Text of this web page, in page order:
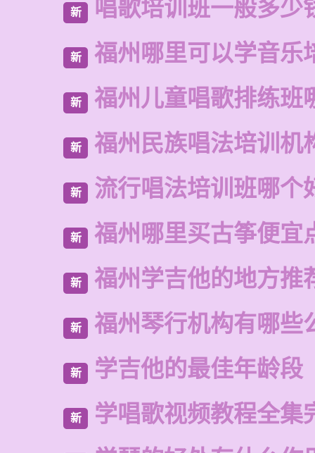
新 唱歌培训班一般多少
新 福州哪里可以学音乐
新 福州儿童唱歌排练班
新 福州民族唱法培训机
新 流行唱法培训班哪个
新 福州哪里买古筝便宜
新 福州学吉他的地方推
新 福州琴行机构有哪些
新 学吉他的最佳年龄段
新 学唱歌视频教程全集